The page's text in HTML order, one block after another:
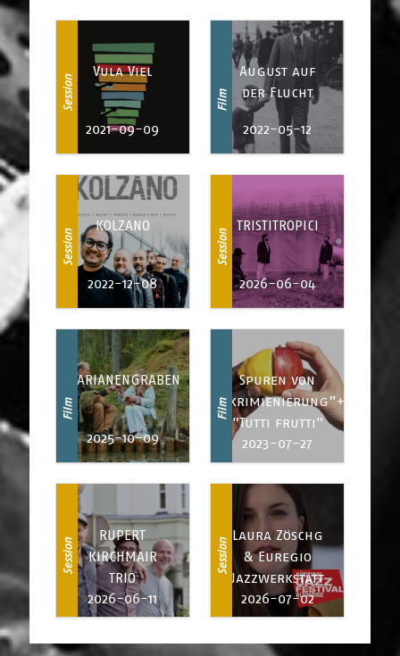
Session
Vula Viel
2021-09-09
Film
August auf
der Flucht
2022-05-12
Session
KOLZANO
2022-12-08
Session
TRISTITROPICI
2026-06-04
Film
MARIANENGRABEN
2025-10-09
Film
Spuren von
Diskrimienierung”+
"Tutti frutti"
2023-07-27
Session
RUPERT
KIRCHMAIR
TRIO
2026-06-11
Session
Laura Zöschg
& Euregio
Jazzwerkstatt
2026-07-02